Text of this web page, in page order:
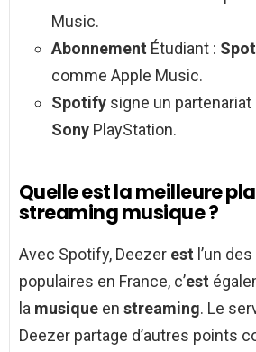
Music.
Abonnement Étudiant :
comme Apple Music.
Spotify signe un
Sony PlayStation.
Quelle est la meilleure
streaming musique ?
Avec Spotify, Deezer est l’un
populaires en France, c’est
la musique en streaming. Le
Deezer partage d’autres points